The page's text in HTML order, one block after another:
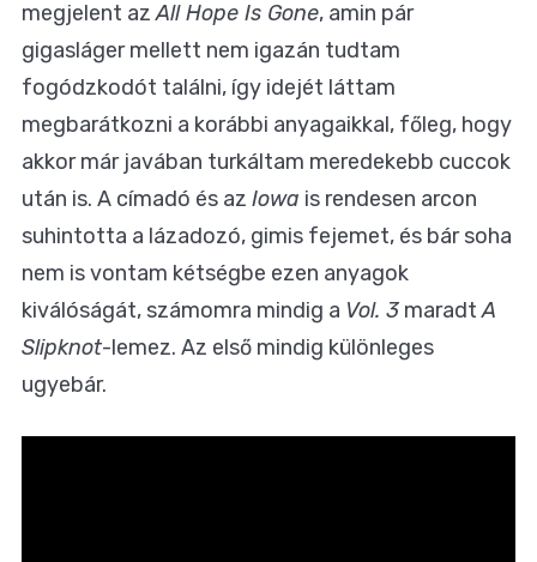
megjelent azAll Hope Is Gone, amin pár
gigasláger mellett nem igazán tudtam
fogódzkodót találni, így idejét láttam
megbarátkozni a korábbi anyagaikkal, főleg, hogy
akkor már javában turkáltam meredekebb cuccok
után is. A címadó és az Iowa is rendesen arcon
suhintotta a lázadozó, gimis fejemet, és bár soha
nem is vontam kétségbe ezen anyagok
kiválóságát, számomra mindig a Vol. 3 maradtA
Slipknot-lemez. Az első mindig különleges
ugyebár.